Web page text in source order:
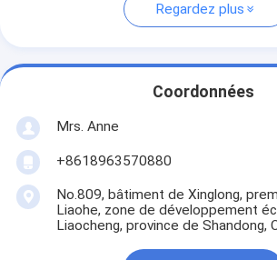
Regardez plus
Coordonnées
Mrs. Anne
+8618963570880
No.809, bâtiment de Xinglong,
Liaohe, zone de développement
Liaocheng, province de Shandong,